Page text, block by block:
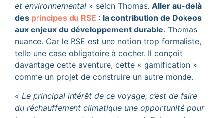
et environnemental » selon Thomas. Aller au-delà
des principes du RSE : la contribution de Dokeos
aux enjeux du développement durable. Thomas
nuance. Car le RSE est une notion trop formaliste,
telle une case obligatoire à cocher. Il conçoit
davantage cette aventure, cette « gamification »
comme un projet de construire un autre monde.
« Le principal intérêt de ce voyage, c’est de faire
du réchauffement climatique une opportunité pour